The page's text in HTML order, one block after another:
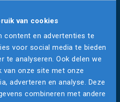
van cookies
content en advertenties te
voor social media te bieden
te analyseren. Ook delen we
van onze site met onze
adverteren en analyse. Deze
combineren met andere
app
bluetooth of gps op een